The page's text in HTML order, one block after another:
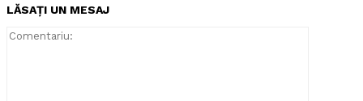
LĂSAȚI UN MESAJ